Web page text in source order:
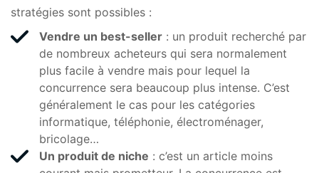
stratégies sont possibles :
Vendre un best-seller : un produit recherché par
de nombreux acheteurs qui sera normalement
plus facile à vendre mais pour lequel la
concurrence sera beaucoup plus intense. C’est
généralement le cas pour les catégories
informatique, téléphonie, électroménager,
bricolage…
Un produit de niche : c’est un article moins